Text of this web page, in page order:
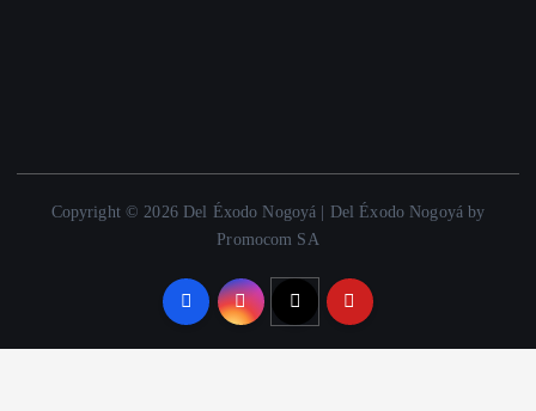
Copyright © 2026 Del Éxodo Nogoyá | Del Éxodo Nogoyá by
Promocom SA